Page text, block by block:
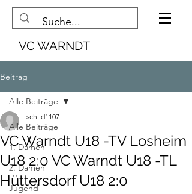
VC WARNDT
Beitrag
Alle Beiträge
1. Damen
2. Damen
Jugend
Alle Beiträge
VC Warndt U18 -TV Losheim
U18 2:0 VC Warndt U18 -TL
Hüttersdorf U18 2:0
schild1107